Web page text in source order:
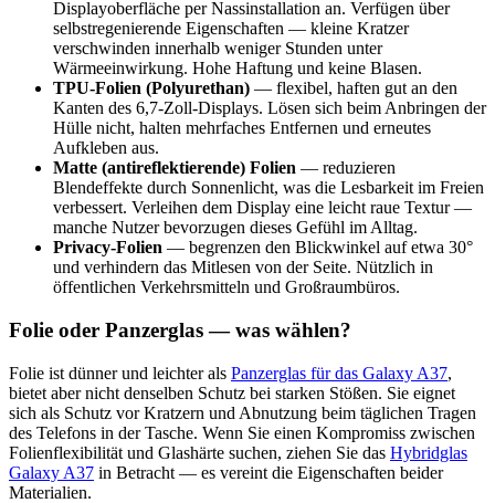
Displayoberfläche per Nassinstallation an. Verfügen über
selbstregenierende Eigenschaften — kleine Kratzer
verschwinden innerhalb weniger Stunden unter
Wärmeeinwirkung. Hohe Haftung und keine Blasen.
TPU-Folien (Polyurethan) — flexibel, haften gut an den
Kanten des 6,7-Zoll-Displays. Lösen sich beim Anbringen der
Hülle nicht, halten mehrfaches Entfernen und erneutes
Aufkleben aus.
Matte (antireflektierende) Folien — reduzieren
Blendeffekte durch Sonnenlicht, was die Lesbarkeit im Freien
verbessert. Verleihen dem Display eine leicht raue Textur —
manche Nutzer bevorzugen dieses Gefühl im Alltag.
Privacy-Folien — begrenzen den Blickwinkel auf etwa 30°
und verhindern das Mitlesen von der Seite. Nützlich in
öffentlichen Verkehrsmitteln und Großraumbüros.
Folie oder Panzerglas — was wählen?
Folie ist dünner und leichter als Panzerglas für das Galaxy A37,
bietet aber nicht denselben Schutz bei starken Stößen. Sie eignet
sich als Schutz vor Kratzern und Abnutzung beim täglichen Tragen
des Telefons in der Tasche. Wenn Sie einen Kompromiss zwischen
Folienflexibilität und Glashärte suchen, ziehen Sie das Hybridglas
Galaxy A37 in Betracht — es vereint die Eigenschaften beider
Materialien.